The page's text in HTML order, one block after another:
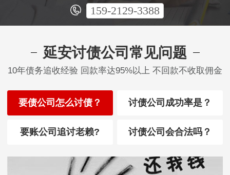
159-2129-3388
延安讨债公司常见问题
10年债务追收经验 回款率达95%以上 不回款不收取佣金
要债公司怎么讨债？ 讨债公司成功率是？
要账公司追讨老赖? 讨债公司会合法吗？